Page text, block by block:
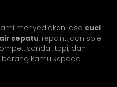
menyediakan jasa cuci
sepatu, repaint, dan sole
sandal, topi, dan
barang kamu kepada